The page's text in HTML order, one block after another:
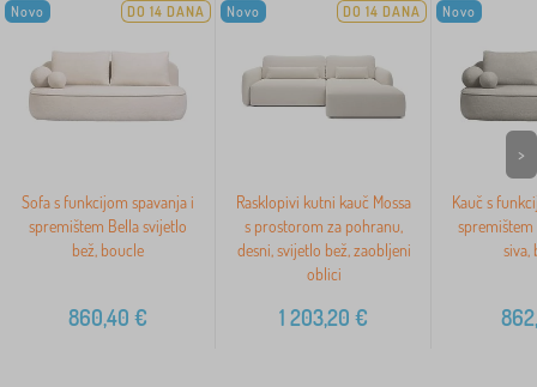
Novo DO 14 DANA
Sofa s funkcijom spavanja i
spremištem Bella svijetlo
bež, boucle
860,40 €
Novo DO 14 DANA
Rasklopivi kutni kauč Mossa
s prostorom za pohranu,
desni, svijetlo bež, zaobljeni
oblici
1 203,20 €
Novo
Kauč s
siva,
>